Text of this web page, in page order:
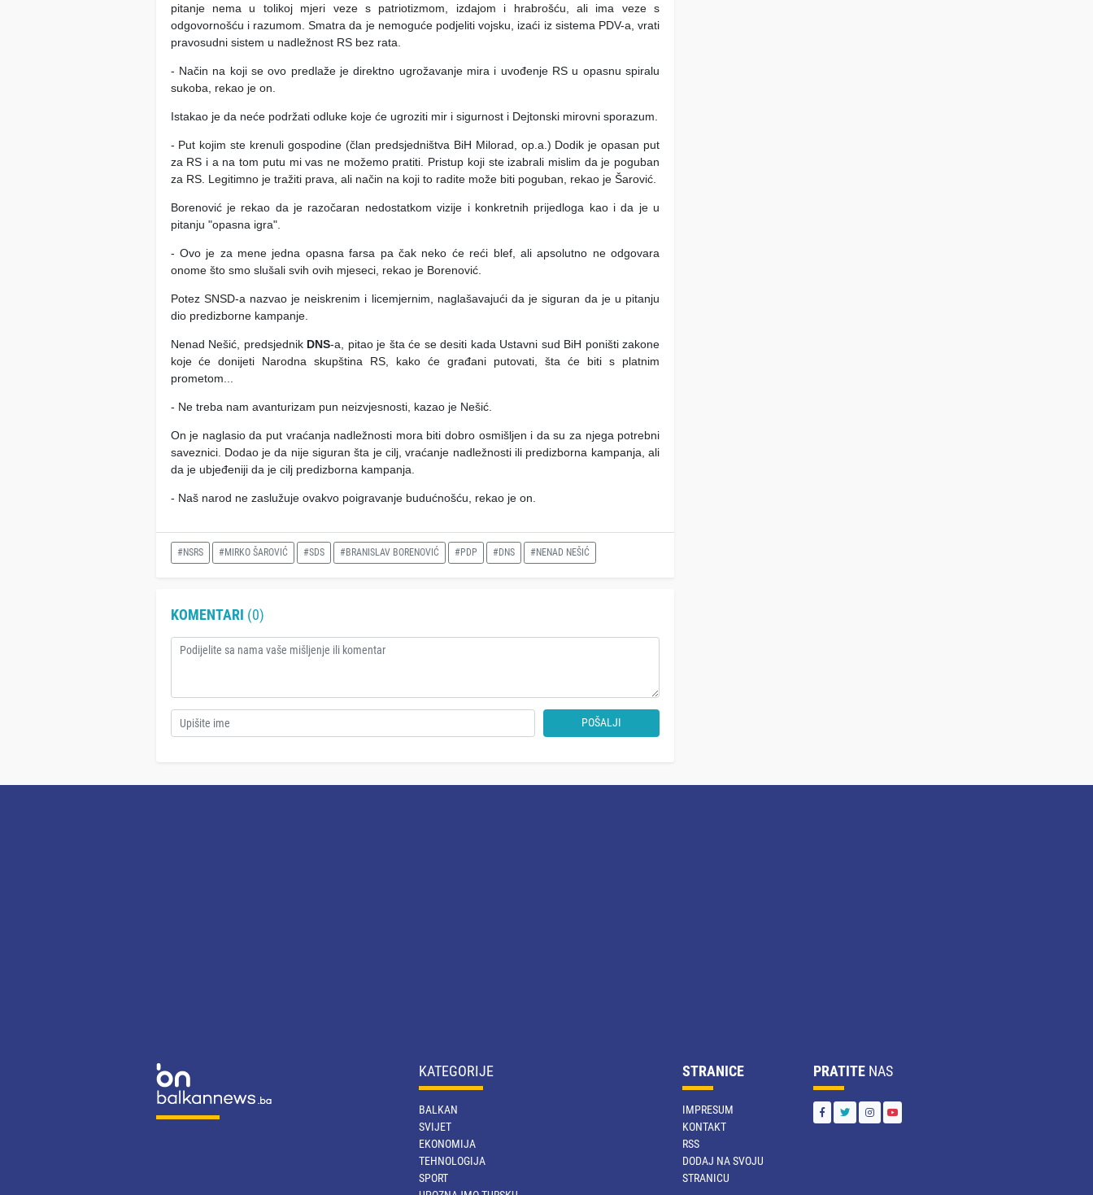
pitanje nema u tolikoj mjeri veze s patriotizmom, izdajom i hrabrošću, ali ima veze s
odgovornošću i razumom. Smatra da je nemoguće podjeliti vojsku, izaći iz sistema PDV-a, vrati
pravosudni sistem u nadležnost RS bez rata.
- Način na koji se ovo predlaže je direktno ugrožavanje mira i uvođenje RS u opasnu spiralu
sukoba, rekao je on.
Istakao je da neće podržati odluke koje će ugroziti mir i sigurnost i Dejtonski mirovni sporazum.
- Put kojim ste krenuli gospodine (član predsjedništva BiH Milorad, op.a.) Dodik je opasan put
za RS i a na tom putu mi vas ne možemo pratiti. Pristup koji ste izabrali mislim da je poguban
za RS. Legitimno je tražiti prava, ali način na koji to radite može biti poguban, rekao je Šarović.
Borenović je rekao da je razočaran nedostatkom vizije i konkretnih prijedloga kao i da je u
pitanju "opasna igra".
- Ovo je za mene jedna opasna farsa pa čak neko će reći blef, ali apsolutno ne odgovara
onome što smo slušali svih ovih mjeseci, rekao je Borenović.
Potez SNSD-a nazvao je neiskrenim i licemjernim, naglašavajući da je siguran da je u pitanju
dio predizborne kampanje.
Nenad Nešić, predsjednik DNS-a, pitao je šta će se desiti kada Ustavni sud BiH poništi zakone
koje će donijeti Narodna skupština RS, kako će građani putovati, šta će biti s platnim
prometom...
- Ne treba nam avanturizam pun neizvjesnosti, kazao je Nešić.
On je naglasio da put vraćanja nadležnosti mora biti dobro osmišljen i da su za njega potrebni
saveznici. Dodao je da nije siguran šta je cilj, vraćanje nadležnosti ili predizborna kampanja, ali
da je ubjeđeniji da je cilj predizborna kampanja.
- Naš narod ne zaslužuje ovakvo poigravanje budućnošću, rekao je on.
#NSRS #MIRKO ŠAROVIĆ #SDS #BRANISLAV BORENOVIĆ #PDP #DNS #NENAD NEŠIĆ
KOMENTARI (0)
POŠALJI
KATEGORIJE
BALKAN
SVIJET
EKONOMIJA
TEHNOLOGIJA
SPORT
STRANICE
IMPRESUM
KONTAKT
RSS
DODAJ NA SVOJU
STRANICU
PRATITE NAS